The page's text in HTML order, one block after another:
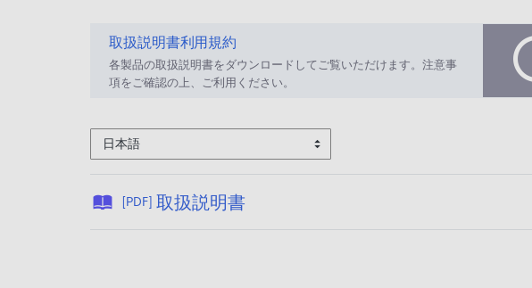
取扱説明書利用規約
各製品の取扱説明書をダウンロードしてご覧いただけます。注意事
項をご確認の上、ご利用ください。
日本語
[PDF] 取扱説明書公